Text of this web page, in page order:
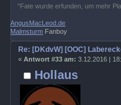
"Fate wurde erfunden, um mehr
AngusMacLeod.de
Malmsturm Fanboy
Hollaus
Re: [DKdvW] [OOC]
« Antwort #33 am: 3.12.2016 |